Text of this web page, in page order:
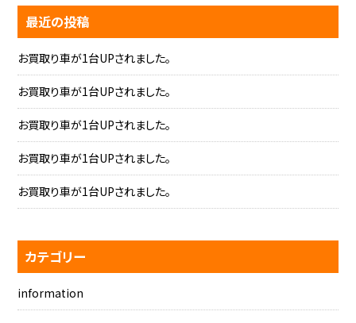
最近の投稿
お買取り車が1台UPされました。
お買取り車が1台UPされました。
お買取り車が1台UPされました。
お買取り車が1台UPされました。
お買取り車が1台UPされました。
カテゴリー
information